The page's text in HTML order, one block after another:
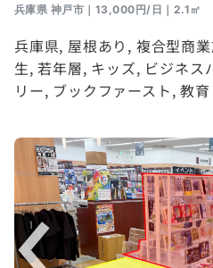
兵庫県 神戸市｜13,000円/日｜2.1㎡
兵庫県, 屋根あり , 複合型商
生, 若年層, キッズ, ビジネス
リー, ブックファースト, 教育